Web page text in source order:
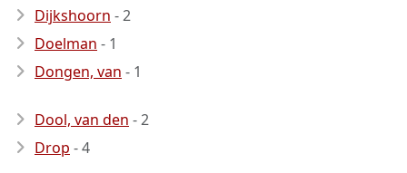
Dijkshoorn - 2
Doelman - 1
Dongen, van - 1
Dool, van den - 2
Drop - 4